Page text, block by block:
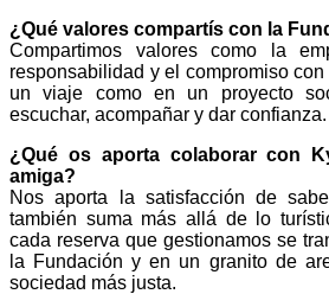
¿Qué valores compartís con la
Compartimos valores como la
responsabilidad y el compromiso
un viaje como en un proyecto
escuchar, acompañar y dar confianza.
¿Qué os aporta colaborar con
amiga?
Nos aporta la satisfacción de
también suma más allá de lo
cada reserva que gestionamos se
la Fundación y en un granito de
sociedad más justa.